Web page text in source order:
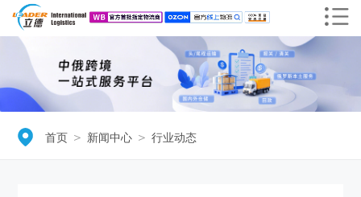
首页 ＞ 新闻中心 ＞ 行业动态